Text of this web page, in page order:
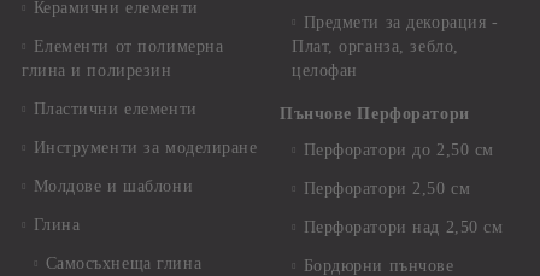
Керамични елементи
Елементи от полимерна
глина и полирезин
Пластични елементи
Инструменти за моделиране
Молдове и шаблони
Глина
Самосъхнеща глина
Предмети за декорация -
Плат, органза, зебло,
целофан
Пънчове Перфоратори
Перфоратори до 2,50 см
Перфоратори 2,50 см
Перфоратори над 2,50 см
Бордюрни пънчове